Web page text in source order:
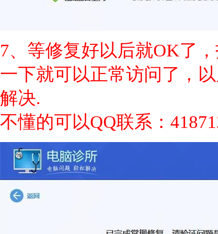
7、等修复好以后就OK了
一下就可以正常访问了，
解决.
不懂的可以QQ联系：